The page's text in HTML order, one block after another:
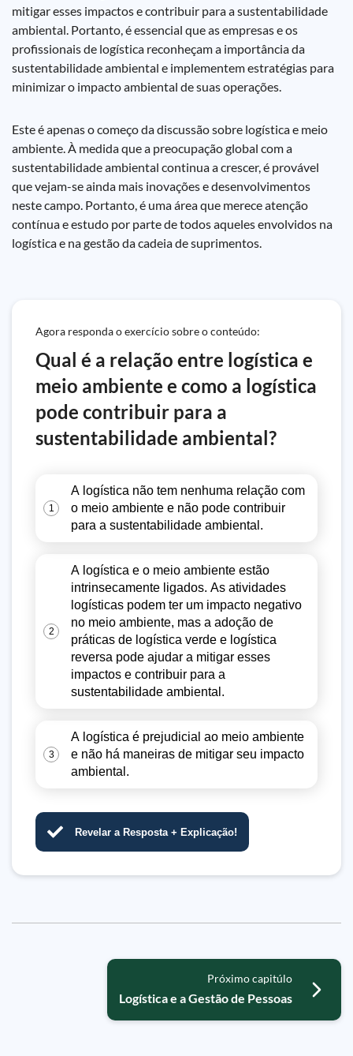
mitigar esses impactos e contribuir para a sustentabilidade
ambiental. Portanto, é essencial que as empresas e os
profissionais de logística reconheçam a importância da
sustentabilidade ambiental e implementem estratégias para
minimizar o impacto ambiental de suas operações.
Este é apenas o começo da discussão sobre logística e meio
ambiente. À medida que a preocupação global com a
sustentabilidade ambiental continua a crescer, é provável
que vejam-se ainda mais inovações e desenvolvimentos
neste campo. Portanto, é uma área que merece atenção
contínua e estudo por parte de todos aqueles envolvidos na
logística e na gestão da cadeia de suprimentos.
Agora responda o exercício sobre o conteúdo:
Qual é a relação entre logística e
meio ambiente e como a logística
pode contribuir para a
sustentabilidade ambiental?
1
A logística não tem nenhuma relação com
o meio ambiente e não pode contribuir
para a sustentabilidade ambiental.
2
A logística e o meio ambiente estão
intrinsecamente ligados. As atividades
logísticas podem ter um impacto negativo
no meio ambiente, mas a adoção de
práticas de logística verde e logística
reversa pode ajudar a mitigar esses
impactos e contribuir para a
sustentabilidade ambiental.
3
A logística é prejudicial ao meio ambiente
e não há maneiras de mitigar seu impacto
ambiental.
Revelar a Resposta + Explicação!
Próximo capitúlo
Logística e a Gestão de Pessoas